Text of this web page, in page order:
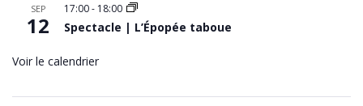
SEP
12
17:00- 18:00
Spectacle | L’Épopée taboue
Voir le calendrier